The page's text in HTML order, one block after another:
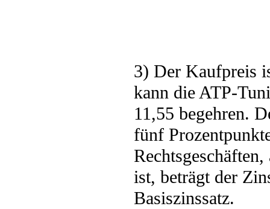
3) Der Kaufpreis
kann die ATP-
11,55 begehren.
fünf
ist, beträgt der
Basiszinssatz.